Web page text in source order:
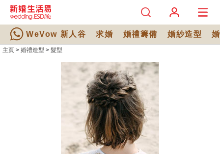
WeVow 新人谷 求婚 婚禮籌備 婚紗造型
主頁 > 婚禮造型 > 髮型